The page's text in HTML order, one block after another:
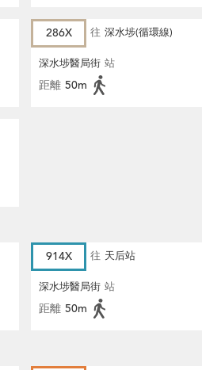
286X 往 深水埗(循環線)
深水埗醫局街 站
距離 50m
914X 往 天后站
深水埗醫局街 站
距離 50m